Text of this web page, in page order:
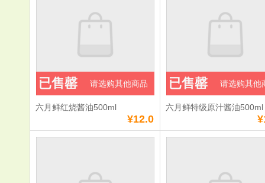
六月鲜红烧酱油500ml
¥12.0
已售罄 请选购其他商品
六月鲜特级原汁酱油500ml
已售罄 请选购其他